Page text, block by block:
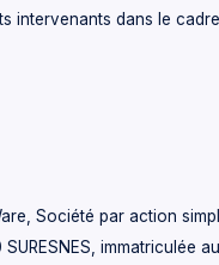
intervenants dans le
Société par action
immatriculée